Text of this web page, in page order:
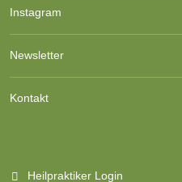
Instagram
Newsletter
Kontakt
Heilpraktiker Login